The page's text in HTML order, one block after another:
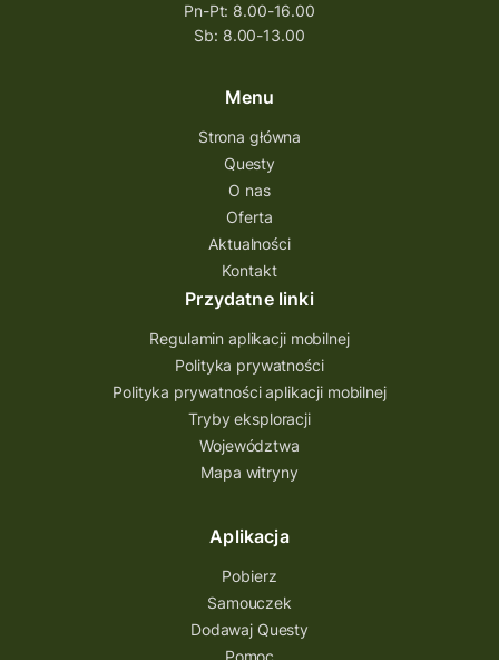
questing wielkopolska
Questing Przecławski
Questing Łódzkie
questing gry terenowe
Quest Świętokrzyskie
quest na szlaku Przygody
Quest Bolestraszyce
Quest Arboretum
Przecław Quest
projekt
Pogórze Dynowskie
Partnerstwo Questingu
Park Etnograficzny w Tokarni
Park Etnograficzny
natura
mazowieckie
Hutniczy Ostrowiec
gry terenowe
gry edukacyjne
Pn-Pt: 8.00-16.00
Sb: 8.00-13.00
Menu
Strona główna
Questy
O nas
Oferta
Aktualności
Kontakt
Przydatne linki
Regulamin aplikacji mobilnej
Polityka prywatności
Polityka prywatności aplikacji mobilnej
Tryby eksploracji
Województwa
Mapa witryny
Aplikacja
Pobierz
Samouczek
Dodawaj Questy